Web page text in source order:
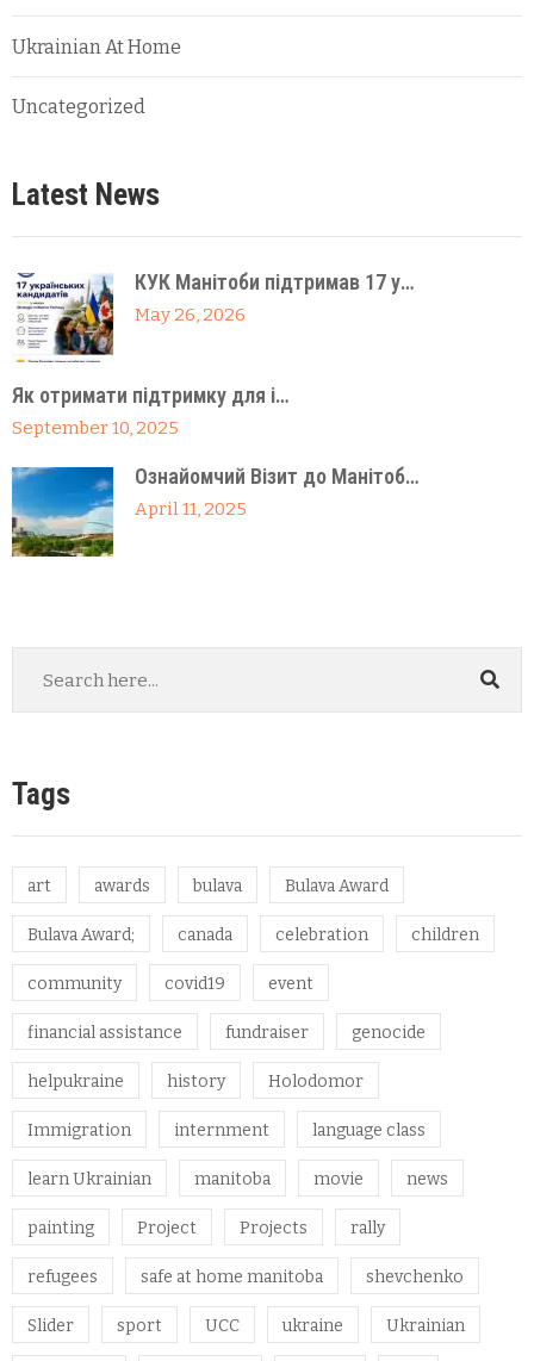
Ukrainian At Home
Uncategorized
Latest News
КУК Манітоби підтримав 17 у…
May 26, 2026
Як отримати підтримку для і…
September 10, 2025
Ознайомчий Візит до Манітоб…
April 11, 2025
Tags
art awards bulava Bulava Award
Bulava Award; canada celebration children
community covid19 event
financial assistance fundraiser genocide
helpukraine history Holodomor
Immigration internment language class
learn Ukrainian manitoba movie news
painting Project Projects rally
refugees safe at home manitoba shevchenko
Slider sport UCC ukraine Ukrainian